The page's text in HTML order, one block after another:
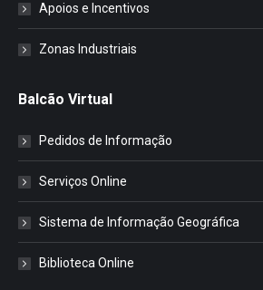
Apoios e Incentivos
Zonas Industriais
Balcão Virtual
Pedidos de Informação
Serviços Online
Sistema de Informação Geográfica
Biblioteca Online